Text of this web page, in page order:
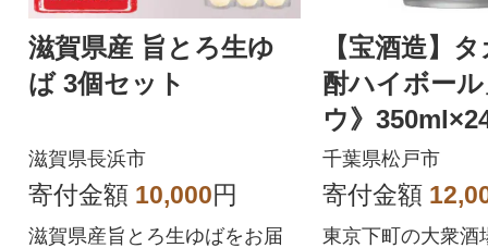
滋賀県産 旨とろ生ゆ
ば 3個セット
滋賀県長浜市
寄付金額 10,000円
滋賀県産旨とろ生ゆばをお届
【宝酒造】
酎ハイボー
ウ》
千葉県松戸市
寄付金額
東京下町の大衆酒